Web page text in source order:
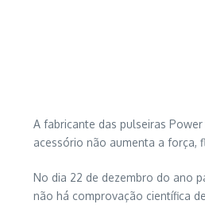
A fabricante das pulseiras
acessório não aumenta a força,
No dia 22 de dezembro do ano
não há comprovação científica